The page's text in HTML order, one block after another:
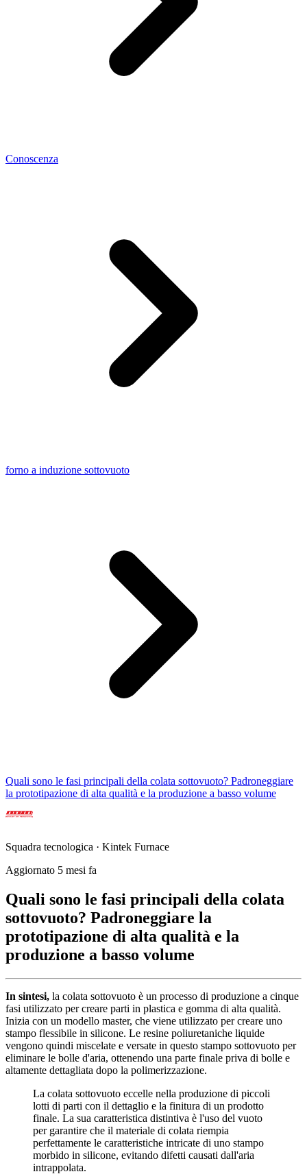
Conoscenza
forno a induzione sottovuoto
Quali sono le fasi principali della colata sottovuoto? Padroneggiare
la prototipazione di alta qualità e la produzione a basso volume
Squadra tecnologica · Kintek Furnace
Aggiornato 5 mesi fa
Quali sono le fasi principali della colata
sottovuoto? Padroneggiare la
prototipazione di alta qualità e la
produzione a basso volume
In sintesi, la colata sottovuoto è un processo di produzione a cinque
fasi utilizzato per creare parti in plastica e gomma di alta qualità.
Inizia con un modello master, che viene utilizzato per creare uno
stampo flessibile in silicone. Le resine poliuretaniche liquide
vengono quindi miscelate e versate in questo stampo sottovuoto per
eliminare le bolle d'aria, ottenendo una parte finale priva di bolle e
altamente dettagliata dopo la polimerizzazione.
La colata sottovuoto eccelle nella produzione di piccoli
lotti di parti con il dettaglio e la finitura di un prodotto
finale. La sua caratteristica distintiva è l'uso del vuoto
per garantire che il materiale di colata riempia
perfettamente le caratteristiche intricate di uno stampo
morbido in silicone, evitando difetti causati dall'aria
intrappolata.